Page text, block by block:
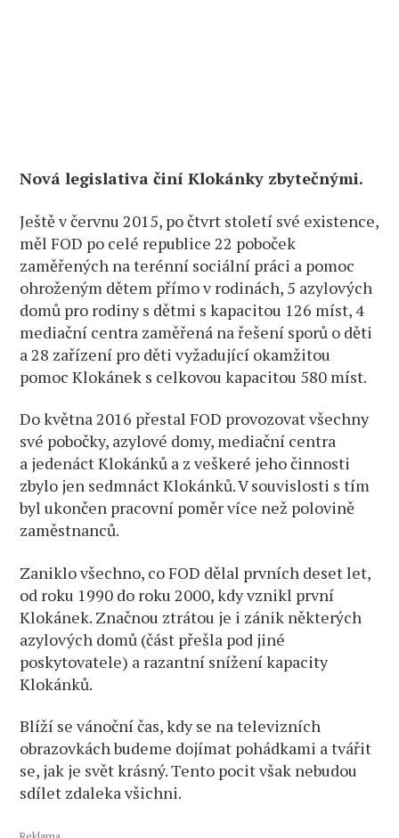
Nová legislativa činí Klokánky zbytečnými.
Ještě v červnu 2015, po čtvrt století své existence,
měl FOD po celé republice 22 poboček
zaměřených na terénní sociální práci a pomoc
ohroženým dětem přímo v rodinách, 5 azylových
domů pro rodiny s dětmi s kapacitou 126 míst, 4
mediační centra zaměřená na řešení sporů o děti
a 28 zařízení pro děti vyžadující okamžitou
pomoc Klokánek s celkovou kapacitou 580 míst.
Do května 2016 přestal FOD provozovat všechny
své pobočky, azylové domy, mediační centra
a jedenáct Klokánků a z veškeré jeho činnosti
zbylo jen sedmnáct Klokánků. V souvislosti s tím
byl ukončen pracovní poměr více než polovině
zaměstnanců.
Zaniklo všechno, co FOD dělal prvních deset let,
od roku 1990 do roku 2000, kdy vznikl první
Klokánek. Značnou ztrátou je i zánik některých
azylových domů (část přešla pod jiné
poskytovatele) a razantní snížení kapacity
Klokánků.
Blíží se vánoční čas, kdy se na televizních
obrazovkách budeme dojímat pohádkami a tvářit
se, jak je svět krásný. Tento pocit však nebudou
sdílet zdaleka všichni.